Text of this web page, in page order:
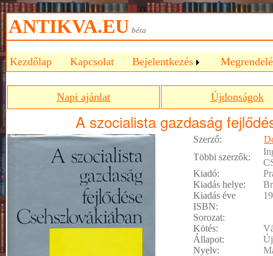
ANTIKVA.EU béta
Kezdőlap Kapcsolat Bejelentkezés
Napi ajánlat Újdonságok
A szocialista gazdaság
Szerző:
Többi szerzők:
Kiadó:
Kiadás helye:
Kiadás éve
ISBN:
Sorozat:
Kötés:
Állapot:
Nyelv: